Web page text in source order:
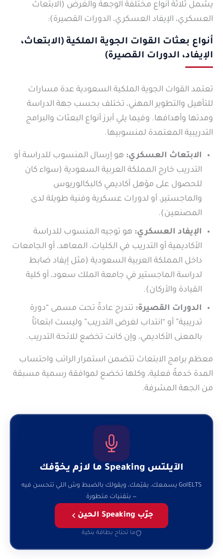
يشمل ثلاثة أنواع مختلفة الوجهة والغرض (الابتعاث
العسكري، الإيفاد العسكري، الدورات القصيرة):
أنواع بعثات القوات الجوية الملكية (الابتعاث،
الإيفاد، الدورات القصيرة)
تعتمد القوات الجوية الملكية السعودية عدة مسارات
للتأهيل والتطوير المهني، تختلف بحسب جهة الدراسة
ومدتها وأهدافها. وفيما يلي أبرز أنواع البعثات والبرامج
التدريبية المعتمدة لمنسوبيها.
الابتعاث العسكري: هو إرسال المنسوب للدراسة أو
التدريب خارج المملكة العربية السعودية (سواء كان
للحصول على مؤهل أكاديمي كالبكالوريوس
والماجستير، أو لدورات عسكرية وفنية طويلة لدى
المصنعين).
الإيفاد العسكري: هو توجيه المنسوب للدراسة
الأكاديمية أو التدريب في الكليات، المعاهد، أو الجامعات
داخل المملكة العربية السعودية (مثل إيفاد ضابط
لدراسة الماجستير في جامعة الملك سعود، أو كلية
القيادة والأركان).
الدورات القصيرة: تندرج عادةً تحت مسمى “دورة
تدريبية” أو “انتداب لغرض التدريب” وليست ابتعاثاً
بالمعنى الأكاديمي، وإن كانت تخضع للائحة التدريب.
معظم برامج الابتعاث تتضمن استمرار الراتب واحتساب
المدة خدمةً فعلية، وكلها تخضع لموافقة رسمية مسبقة
من الجهة المشرفة.
الآيلتس Speaking ما لازم يخوّفك
GoIELTS يسمعك، يقيّمك، ويقولك بالضبط وش اللي تتحسن فيه
— بتقنيات متطورة
جرّب Speaking الحين
ما تحتاج بطاقة بنكية